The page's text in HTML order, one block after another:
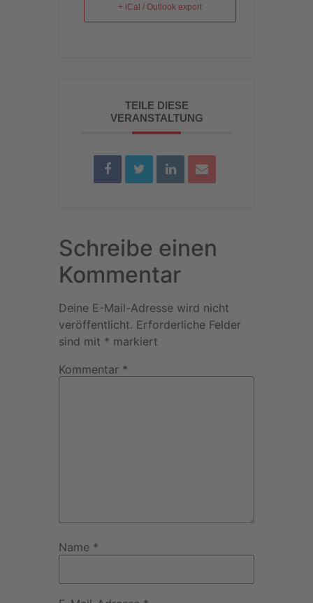
+ iCal / Outlook export
TEILE DIESE
VERANSTALTUNG
Schreibe einen
Kommentar
Deine E-Mail-Adresse wird nicht
veröffentlicht. Erforderliche Felder
sind mit * markiert
Kommentar *
Name *